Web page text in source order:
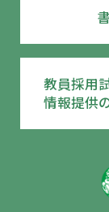
教員採用
情報提供